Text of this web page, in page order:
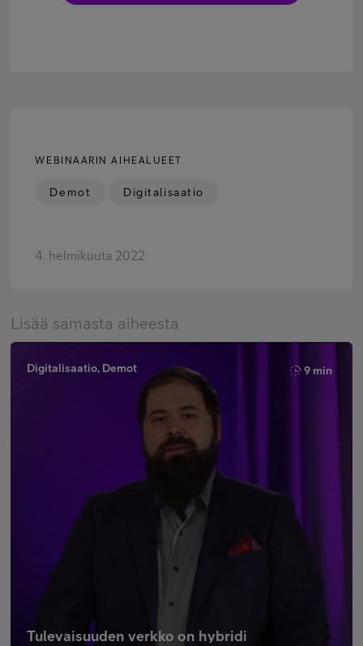
Lisää samasta aiheesta
Digitalisaatio, Demot 9 min
Tulevaisuuden verkko on hybridi
WEBINAARIN AIHEALUEET
Demot Digitalisaatio
4. helmikuuta 2022